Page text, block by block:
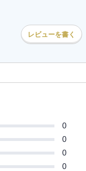
レビューを書く
0
0
0
0